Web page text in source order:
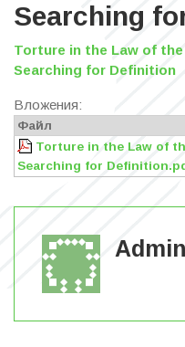
Searching
Torture in the Law of
Searching for Definition
Вложения:
Файл
Torture in the Law of
Searching for